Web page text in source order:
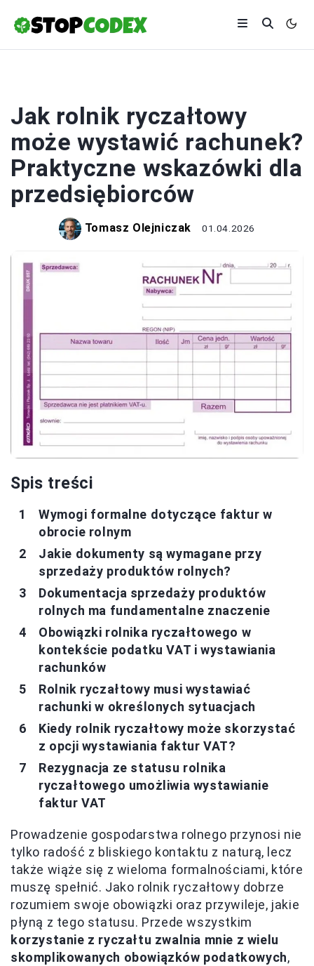
Jak rolnik ryczałtowy
może wystawić rachunek?
Praktyczne wskazówki dla
przedsiębiorców
Tomasz Olejniczak 01.04.2026
Spis treści
Wymogi formalne dotyczące faktur w
obrocie rolnym
Jakie dokumenty są wymagane przy
sprzedaży produktów rolnych?
Dokumentacja sprzedaży produktów
rolnych ma fundamentalne znaczenie
Obowiązki rolnika ryczałtowego w
kontekście podatku VAT i wystawiania
rachunków
Rolnik ryczałtowy musi wystawiać
rachunki w określonych sytuacjach
Kiedy rolnik ryczałtowy może skorzystać
z opcji wystawiania faktur VAT?
Rezygnacja ze statusu rolnika
ryczałtowego umożliwia wystawianie
faktur VAT
Prowadzenie gospodarstwa rolnego przynosi nie
tylko radość z bliskiego kontaktu z naturą, lecz
także wiąże się z wieloma formalnościami, które
muszę spełnić. Jako rolnik ryczałtowy dobrze
rozumiem swoje obowiązki oraz przywileje, jakie
płyną z tego statusu. Przede wszystkim
korzystanie z ryczałtu zwalnia mnie z wielu
skomplikowanych obowiązków podatkowych,